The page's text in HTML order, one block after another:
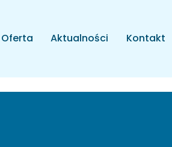
Oferta Aktualności Kontakt